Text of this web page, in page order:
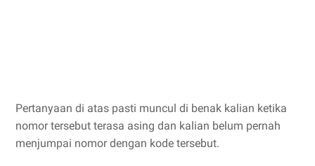
Pertanyaan di atas pasti muncul di benak kalian ketika
nomor tersebut terasa asing dan kalian belum pernah
menjumpai nomor dengan kode tersebut.